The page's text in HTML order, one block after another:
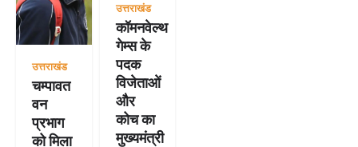
उत्तराखंड
चम्पावत
वन
प्रभाग
को मिला
उत्तराखंड
कॉमनवेल्थ
गेम्स के
पदक
विजेताओं
और
कोच का
मुख्यमंत्री